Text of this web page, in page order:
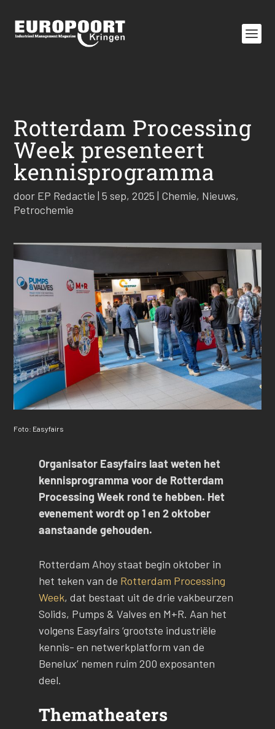
Rotterdam Processing
Week presenteert
kennisprogramma
door EP Redactie |5 sep, 2025 | Chemie, Nieuws,
Petrochemie
Foto: Easyfairs
Organisator Easyfairs laat weten het
kennisprogramma voor de Rotterdam
Processing Week rond te hebben. Het
evenement wordt op 1 en 2 oktober
aanstaande gehouden.
Rotterdam Ahoy staat begin oktober in
het teken van de Rotterdam Processing
Week, dat bestaat uit de drie vakbeurzen
Solids, Pumps & Valves en M+R. Aan het
volgens Easyfairs ‘grootste industriële
kennis- en netwerkplatform van de
Benelux’ nemen ruim 200 exposanten
deel.
Thematheaters